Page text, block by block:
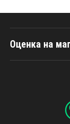
Оценка на